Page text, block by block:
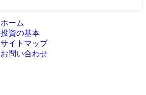
ホーム
投資の基本
サイトマップ
お問い合わせ